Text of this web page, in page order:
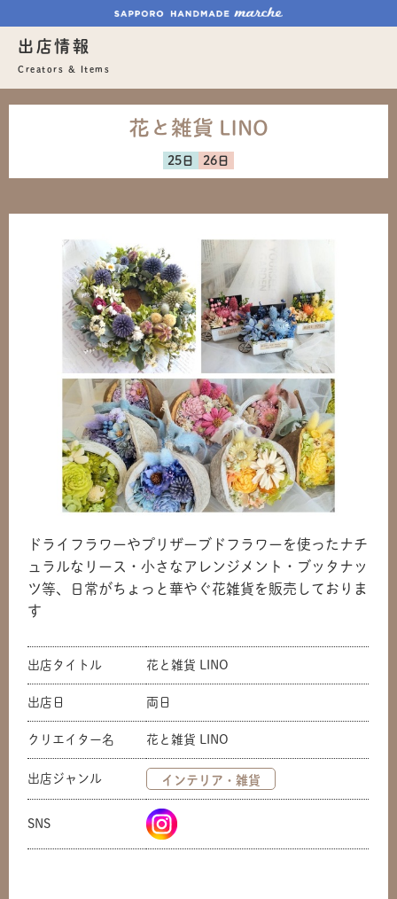
出店情報
Creators & Items
花と雑貨 LINO
ドライフラワーやプリザーブドフラワーを使ったナチ
ュラルなリース・小さなアレンジメント・ブッタナッ
ツ等、日常がちょっと華やぐ花雑貨を販売しておりま
す
出店タイトル 花と雑貨 LINO
出店日 両日
クリエイター名 花と雑貨 LINO
出店ジャンル インテリア・雑貨
SNS